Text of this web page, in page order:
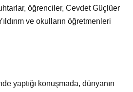
öğrenciler, Cevdet Güçlüer
ve okulların öğretmenleri
yaptığı konuşmada, dünyanın